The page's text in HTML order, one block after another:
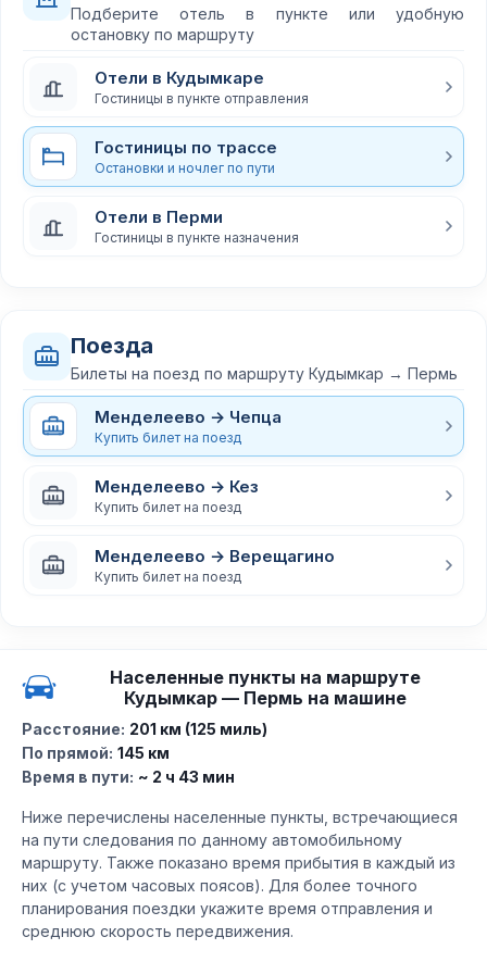
Подберите отель в пункте или удобную
остановку по маршруту
Отели в Кудымкаре
Гостиницы в пункте отправления
Гостиницы по трассе
Остановки и ночлег по пути
Отели в Перми
Гостиницы в пункте назначения
Поезда
Билеты на поезд по маршруту Кудымкар → Пермь
Менделеево → Чепца
Купить билет на поезд
Менделеево → Кез
Купить билет на поезд
Менделеево → Верещагино
Купить билет на поезд
Населенные пункты на маршруте
Кудымкар — Пермь на машине
Расстояние: 201 км (125 миль)
По прямой: 145 км
Время в пути: ~ 2 ч 43 мин
Ниже перечислены населенные пункты, встречающиеся
на пути следования по данному автомобильному
маршруту. Также показано время прибытия в каждый из
них (с учетом часовых поясов). Для более точного
планирования поездки укажите время отправления и
среднюю скорость передвижения.